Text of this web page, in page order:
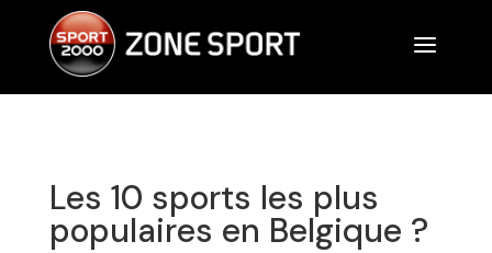
a
Les 10 sports les plus
populaires en Belgique ?